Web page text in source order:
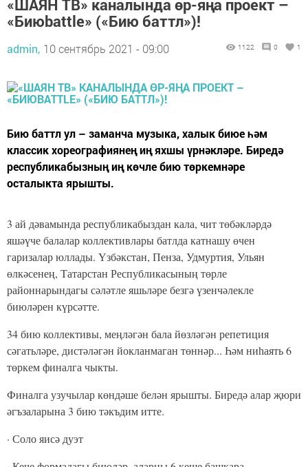
«ШАЯН ТВ» каналында өр-яңа проект –
«Биюbattle» («Бию баттл»)!
admin, 10 сентябрь 2021 - 09:00 1122 0 1
Бию баттл ул – заманча музыка, халык биюе һәм
классик хореографиянең иң яхшы үрнәкләре. Биредә
республикабызның иң көчле бию төркемнәре
осталыкта ярышты.
3 ай дәвамында республикабыздан кала, чит төбәкләрдә
яшәүче балалар коллективлары батлда катнашу өчен
гаризалар юллады. Үзбәкстан, Пенза, Удмуртия, Ульян
өлкәсенең, Татарстан Республикасының төрле
районнарындагы сәләтле яшьләре безгә үзенчәлекле
биюләрен күрсәтте.
34 бию коллективы, меңләгән бала йөзләгән репетиция
сәгатьләре, дистәләгән йокланмаган төннәр... Һәм ниһаять 6
төркем финалга чыкты.
Финалга узучылар көндәше белән ярышты. Биредә алар җюри
әгъзаларына 3 бию тәкъдим итте.
· Соло яисә дуэт